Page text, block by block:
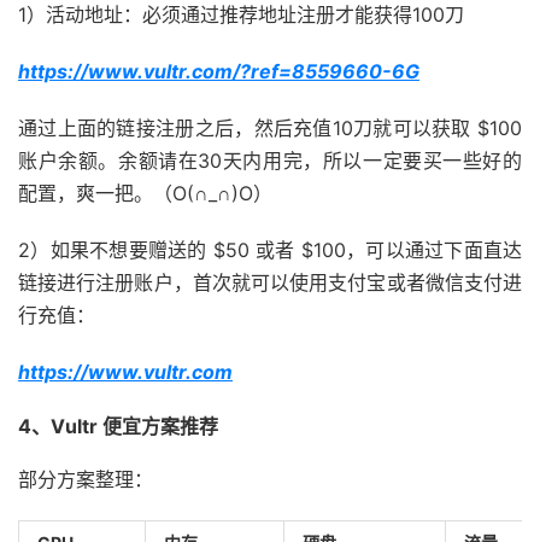
1）活动地址：必须通过推荐地址注册才能获得100刀
https://www.vultr.com/?ref=8559660-6G
通过上面的链接注册之后，然后充值10刀就可以获取 $100
账户余额。余额请在30天内用完，所以一定要买一些好的
配置，爽一把。（O(∩_∩)O）
2）如果不想要赠送的 $50 或者 $100，可以通过下面直达
链接进行注册账户，首次就可以使用支付宝或者微信支付进
行充值：
https://www.vultr.com
4、Vultr 便宜方案推荐
部分方案整理：